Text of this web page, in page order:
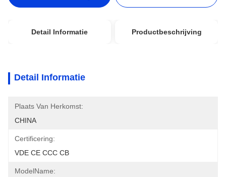
Detail Informatie Productbeschrijving
Detail Informatie
Plaats Van Herkomst:
CHINA
Certificering:
VDE CE CCC CB
ModelName: